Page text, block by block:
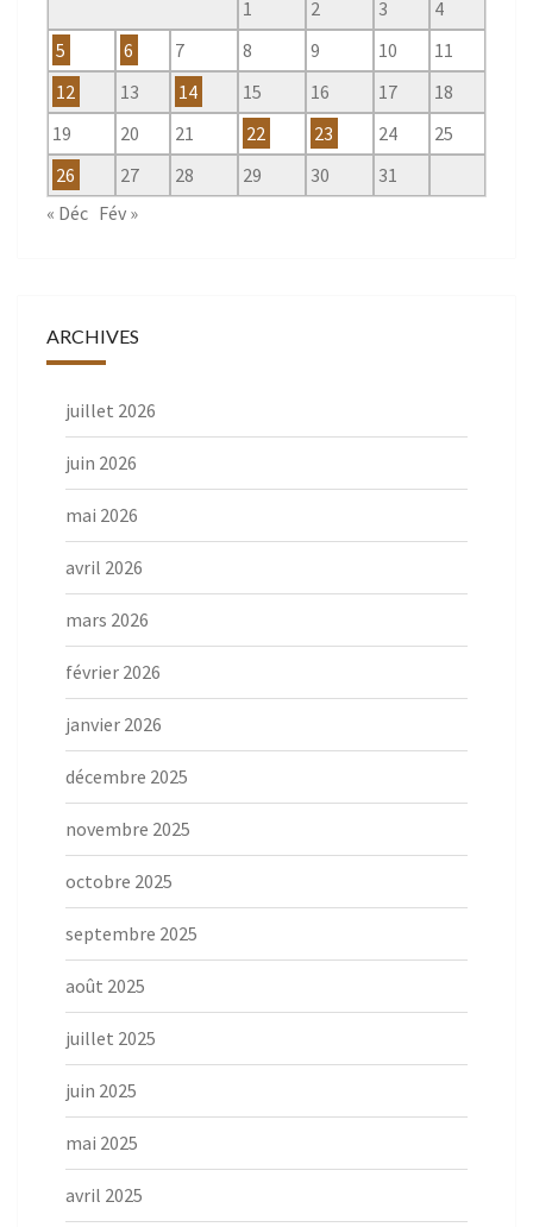
1
2 3
4
5
6 7 8 9 10
11
12
13 14 15 16 17
18
19
20 21 22 23 24
25
26
27 28 29 30
31
« Déc Fév »
ARCHIVES
juillet 2026
juin 2026
mai 2026
avril 2026
mars 2026
février 2026
janvier 2026
décembre 2025
novembre 2025
octobre 2025
septembre 2025
août 2025
juillet 2025
juin 2025
mai 2025
avril 2025